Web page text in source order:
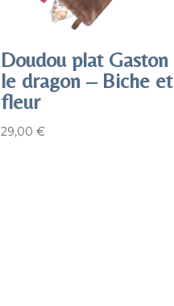
Doudou plat Gaston
le dragon – Biche et
fleur
29,00 €